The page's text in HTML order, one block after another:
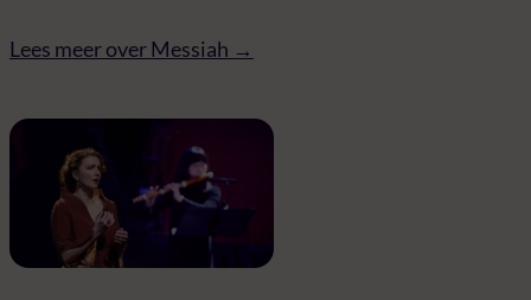
Lees meer over Messiah →